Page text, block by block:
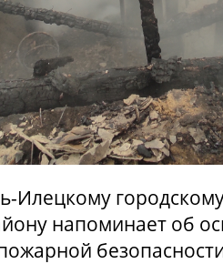
Илецкому
напоминает об